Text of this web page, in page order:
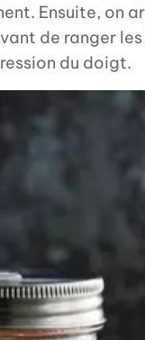
Ensuite, on
de ranger
du doigt.